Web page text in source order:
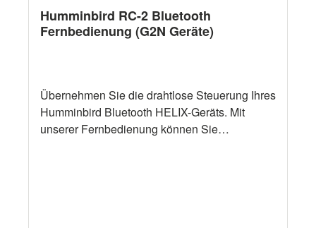
Humminbird RC-2 Bluetooth
Fernbedienung (G2N Geräte)
Übernehmen Sie die drahtlose Steuerung Ihres
Humminbird Bluetooth HELIX-Geräts. Mit
unserer Fernbedienung können Sie